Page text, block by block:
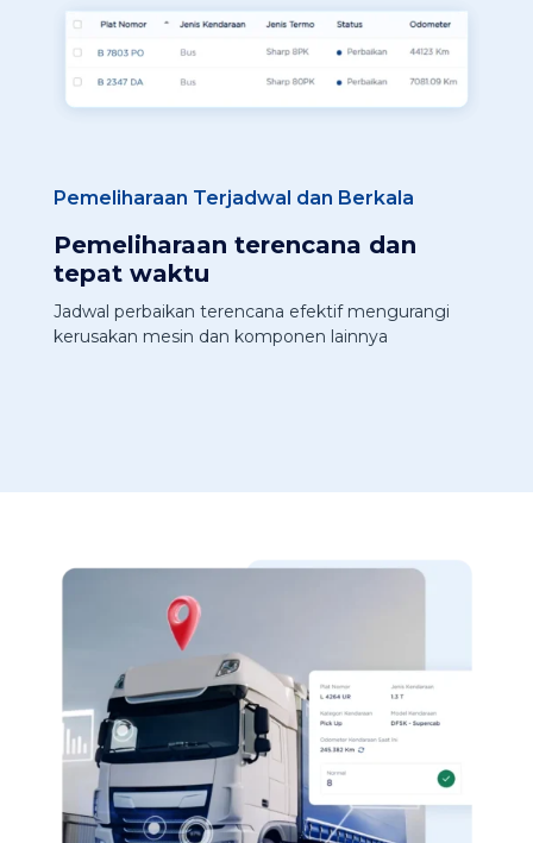
Pemeliharaan Terjadwal dan Berkala
Pemeliharaan terencana dan
tepat waktu
Jadwal perbaikan terencana efektif mengurangi
kerusakan mesin dan komponen lainnya